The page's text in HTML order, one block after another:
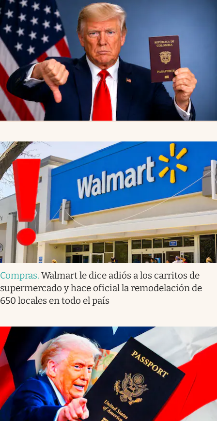
Compras. Walmart le dice adiós a los carritos de
supermercado y hace oficial la remodelación de
650 locales en todo el país